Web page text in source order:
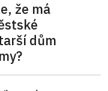
že má
dům